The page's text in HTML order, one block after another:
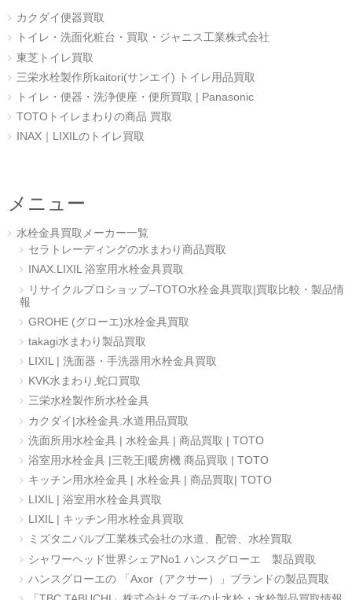
カクダイ便器買取
トイレ・洗面化粧台・買取・ジャニス工業株式会社
東芝トイレ買取
三栄水栓製作所kaitori(サンエイ) トイレ用品買取
トイレ・便器・洗浄便座・便所買取 | Panasonic
TOTOトイレまわりの商品 買取
INAX｜LIXILのトイレ買取
メニュー
水栓金具買取メーカー一覧
セラトレーディングの水まわり商品買取
INAX.LIXIL 浴室用水栓金具買取
リサイクルプロショップ–TOTO水栓金具買取|買取比較・製品情
報
GROHE (グローエ)水栓金具買取
takagi水まわり製品買取
LIXIL | 洗面器・手洗器用水栓金具買取
KVK水まわり,蛇口買取
三栄水栓製作所水栓金具
カクダイ|水栓金具.水道用品買取
洗面所用水栓金具 | 水栓金具 | 商品買取 | TOTO
浴室用水栓金具 |三乾王|暖房機 商品買取 | TOTO
キッチン用水栓金具 | 水栓金具 | 商品買取| TOTO
LIXIL | 浴室用水栓金具買取
LIXIL | キッチン用水栓金具買取
ミズタニバルブ工業株式会社の水道、配管、水栓買取
シャワーヘッド世界シェアNo1 ハンスグローエ 製品買取
ハンスグローエの 「Axor（アクサー）」ブランドの製品買取